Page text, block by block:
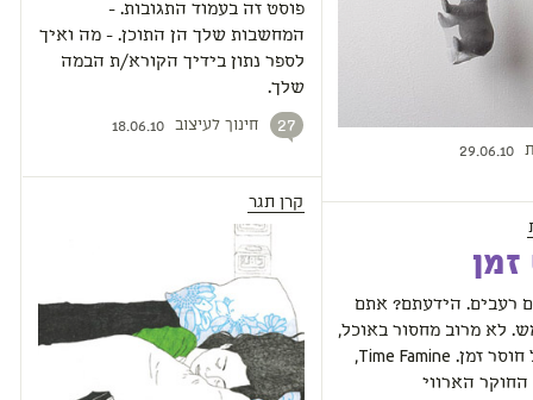
29.06.10
רעבים. הידעתם? אתם
לא מרוב מחסור באוכל,
אלא בגלל חוסר זמן. Time Famine,
הארווי
פוסט זה בעמוד התגובות. -
המחשבות שלך הן התוכן. - מה ואיך
לספר נתון בידיך הקורא/ת הבמה
שלך.
27 חינוך לעיצוב 18.06.10
קרן תגר